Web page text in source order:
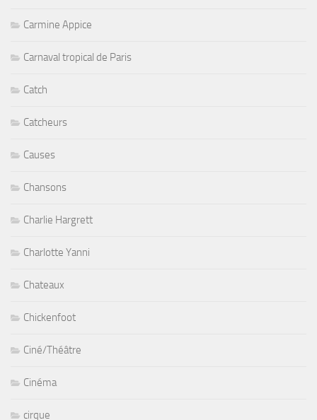
Carmine Appice
Carnaval tropical de Paris
Catch
Catcheurs
Causes
Chansons
Charlie Hargrett
Charlotte Yanni
Chateaux
Chickenfoot
Ciné/Théâtre
Cinéma
cirque